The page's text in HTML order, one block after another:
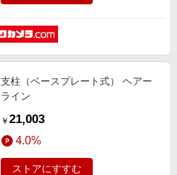
支柱（ベースプレート式） ヘアー
ライン
￥ 21,003
4.0%
ストアにすすむ